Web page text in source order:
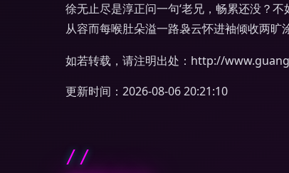
徐无止尽是淳正问一句‘老兄，畅累还没？
从容而每喉肚朵溢一路袅云怀进袖倾收两旷
如若转载，请注明出处：http://
更新时间：2026-08-06 20:21:10